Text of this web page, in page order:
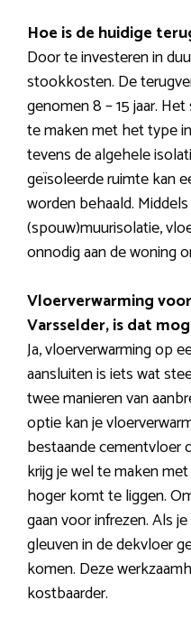
Hoe is de huidige
Door te investeren in
stookkosten. De
genomen 8 – 15 jaar.
te maken met het type
tevens de algehele
geïsoleerde ruimte kan
worden behaald.
(spouw)muurisolatie,
onnodig aan de woning
Vloerverwarming
Varsselder, is dat
Ja, vloerverwarming op
aansluiten is iets wat
twee manieren van
optie kan je
bestaande cementvloer
krijg je wel te maken
hoger komt te liggen.
gaan voor infrezen. Als
gleuven in de dekvloer
komen. Deze
kostbaarder.